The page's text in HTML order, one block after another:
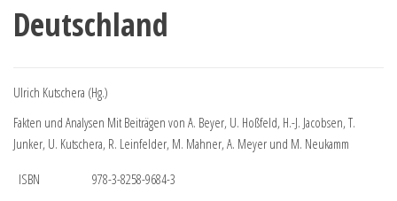
Deutschland
Ulrich Kutschera (Hg.)
Fakten und Analysen Mit Beiträgen von A. Beyer, U. Hoßfeld, H.-J. Jacobsen, T.
Junker, U. Kutschera, R. Leinfelder, M. Mahner, A. Meyer und M. Neukamm
ISBN
978-3-8258-9684-3